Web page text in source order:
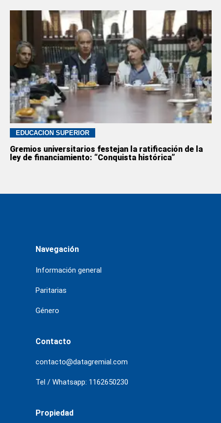
EDUCACION SUPERIOR
Gremios universitarios festejan la ratificación de la
ley de financiamiento: “Conquista histórica”
Navegación
Información general
Paritarias
Género
Contacto
contacto@datagremial.com
Tel / Whatsapp: 1162650230
Propiedad